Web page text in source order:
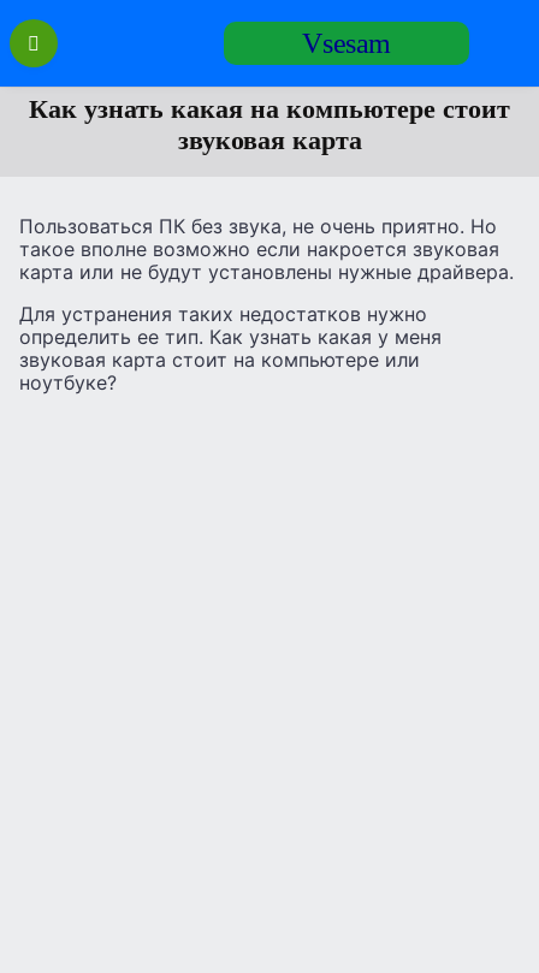
Перейти
содержанию
Vsesam
Как узнать какая на компьютере стоит
звуковая карта
Пользоваться ПК без звука, не очень приятно. Но
такое вполне возможно если накроется звуковая
карта или не будут установлены нужные драйвера.
Для устранения таких недостатков нужно
определить ее тип. Как узнать какая у меня
звуковая карта стоит на компьютере или
ноутбуке?